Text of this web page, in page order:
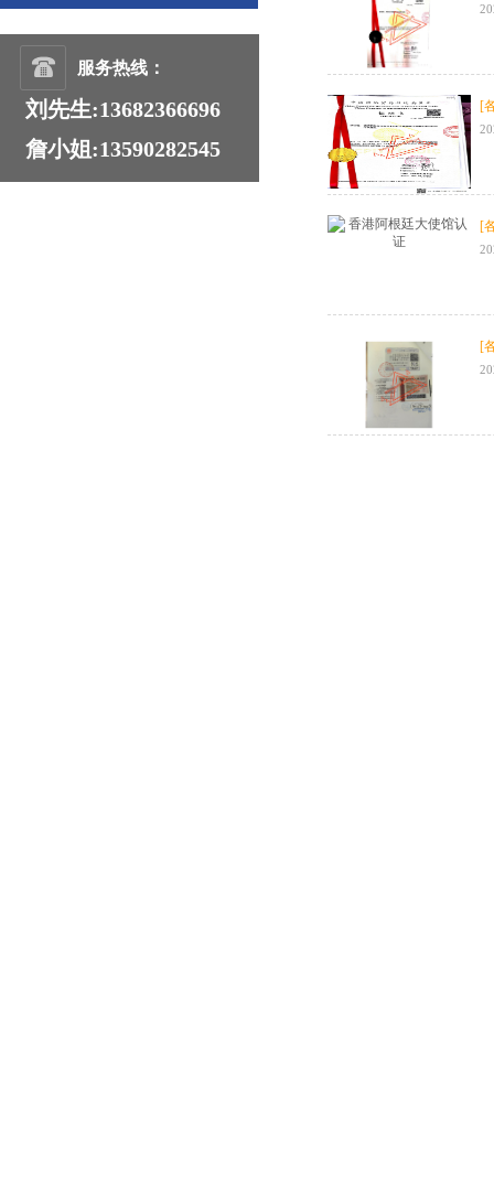
[
[
[
服务热线：
刘先生:13682366696
詹小姐:13590282545